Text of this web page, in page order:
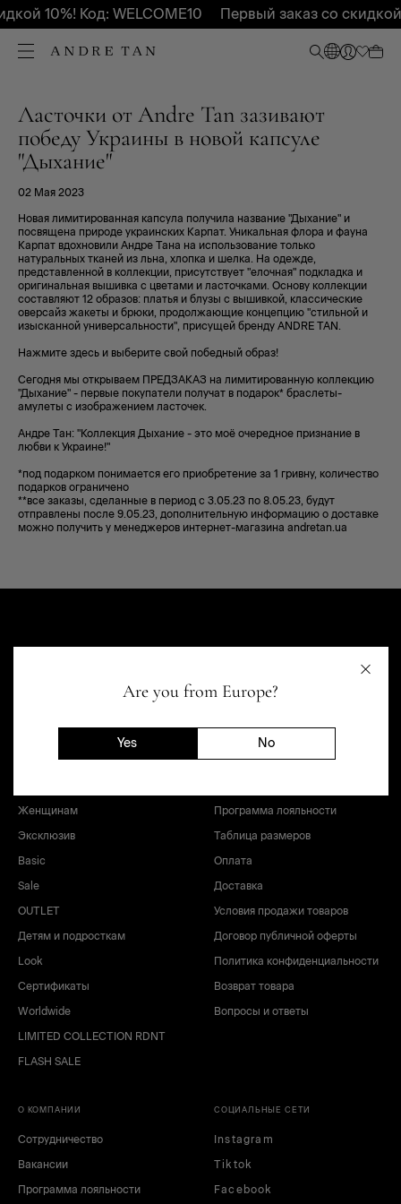
Are you from Europe?
Yes No
10%! Код: WELCOME10 Первый заказ со скидкой
Ласточки от Andre Tan зазивают
победу Украины в новой капсуле
"Дыхание"
02 Мая 2023
Новая лимитированная капсула получила название "Дыхание" и
посвящена природе украинских Карпат. Уникальная флора и фауна
Карпат вдохновили Андре Тана на использование только
натуральных тканей из льна, хлопка и шелка. На одежде,
представленной в коллекции, присутствует "елочная" подкладка и
оригинальная вышивка с цветами и ласточками. Основу коллекции
составляют 12 образов: платья и блузы с вышивкой, классические
оверсайз жакеты и брюки, продолжающие концепцию "стильной и
изысканной универсальности", присущей бренду ANDRE TAN.
Нажмите здесь и выберите свой победный образ!
Сегодня мы открываем ПРЕДЗАКАЗ на лимитированную коллекцию
"Дыхание" - первые покупатели получат в подарок* браслеты-
амулеты с изображением ласточек.
Андре Тан: "Коллекция Дыхание - это моё очередное признание в
любви к Украине!"
*под подарком понимается его приобретение за 1 гривну, количество
подарков ограничено
**все заказы, сделанные в период с 3.05.23 по 8.05.23, будут
отправлены после 9.05.23, дополнительную информацию о доставке
можно получить у менеджеров интернет-магазина andretan.ua
Женщинам
Эксклюзив
Basic
Sale
OUTLET
Детям и подросткам
Look
Сертификаты
Worldwide
LIMITED COLLECTION RDNT
FLASH SALE
Программа лояльности
Таблица размеров
Оплата
Доставка
Условия продажи товаров
Договор публичной оферты
Политика конфиденциальности
Возврат товара
Вопросы и ответы
О КОМПАНИИ
Сотрудничество
Вакансии
Программа лояльности
СОЦИАЛЬНЫЕ СЕТИ
Instagram
Tiktok
Facebook